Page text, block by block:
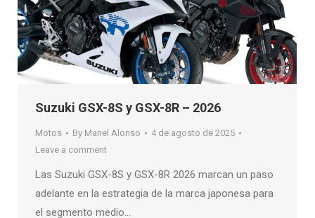
Suzuki GSX-8S y GSX-8R – 2026
Motos By Manel Alonso
4 de agosto de 2025
Leave a comment
Las Suzuki GSX-8S y GSX-8R 2026 marcan un paso
adelante en la estrategia de la marca japonesa para
el segmento medio…